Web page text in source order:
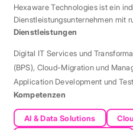
Hexaware Technologies ist ein
Dienstleistungsunternehmen mit
Standort München für
Dienstleistungen
Digital IT Services und
(BPS), Cloud-Migration und
Application Development und
Kompetenzen
AI & Data Solutions